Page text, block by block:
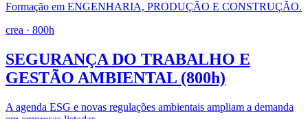
Formação em ENGENHARIA, PRODUÇÃO E CONSTRUÇÃO.
crea · 800h
SEGURANÇA DO TRABALHO E
GESTÃO AMBIENTAL (800h)
A agenda ESG e novas regulações ambientais ampliam a demanda